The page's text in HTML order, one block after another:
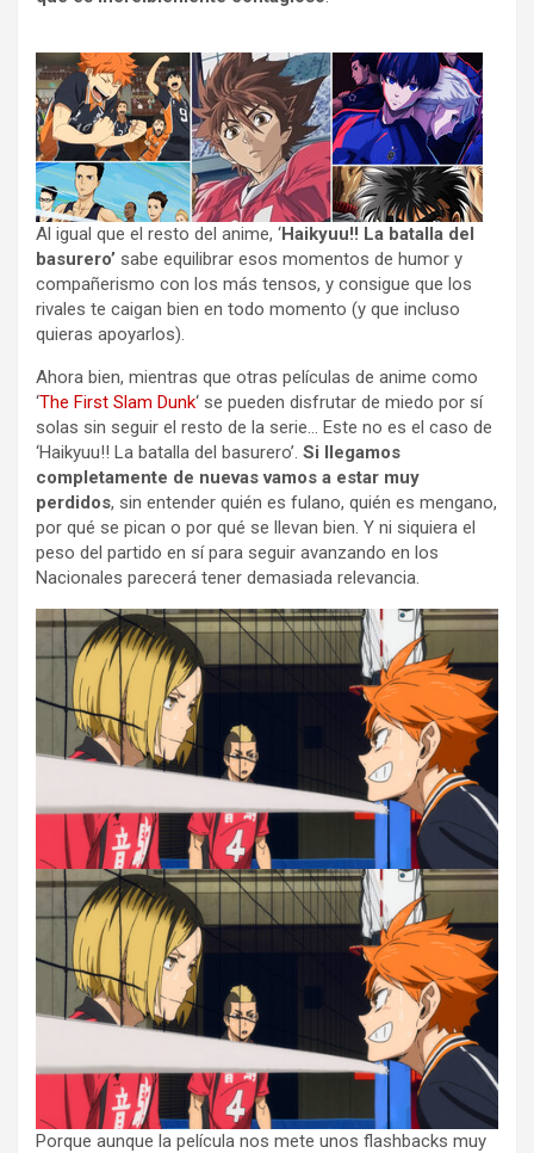
Al igual que el resto del anime, ‘Haikyuu!! La batalla del
basurero’ sabe equilibrar esos momentos de humor y
compañerismo con los más tensos, y consigue que los
rivales te caigan bien en todo momento (y que incluso
quieras apoyarlos).
Ahora bien, mientras que otras películas de anime como
‘The First Slam Dunk‘ se pueden disfrutar de miedo por sí
solas sin seguir el resto de la serie… Este no es el caso de
‘Haikyuu!! La batalla del basurero’. Si llegamos
completamente de nuevas vamos a estar muy
perdidos, sin entender quién es fulano, quién es mengano,
por qué se pican o por qué se llevan bien. Y ni siquiera el
peso del partido en sí para seguir avanzando en los
Nacionales parecerá tener demasiada relevancia.
Porque aunque la película nos mete unos flashbacks muy